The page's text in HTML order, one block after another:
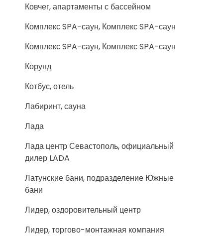
Ковчег, апартаменты с бассейном
Комплекс SPA-саун, Комплекс SPA-саун
Комплекс SPA-саун, Комплекс SPA-саун
Корунд
Котбус, отель
Лабиринт, сауна
Лада
Лада центр Севастополь, официальный
дилер LADA
Латунские бани, подразделение Южные
бани
Лидер, оздоровительный центр
Лидер, торгово-монтажная компания